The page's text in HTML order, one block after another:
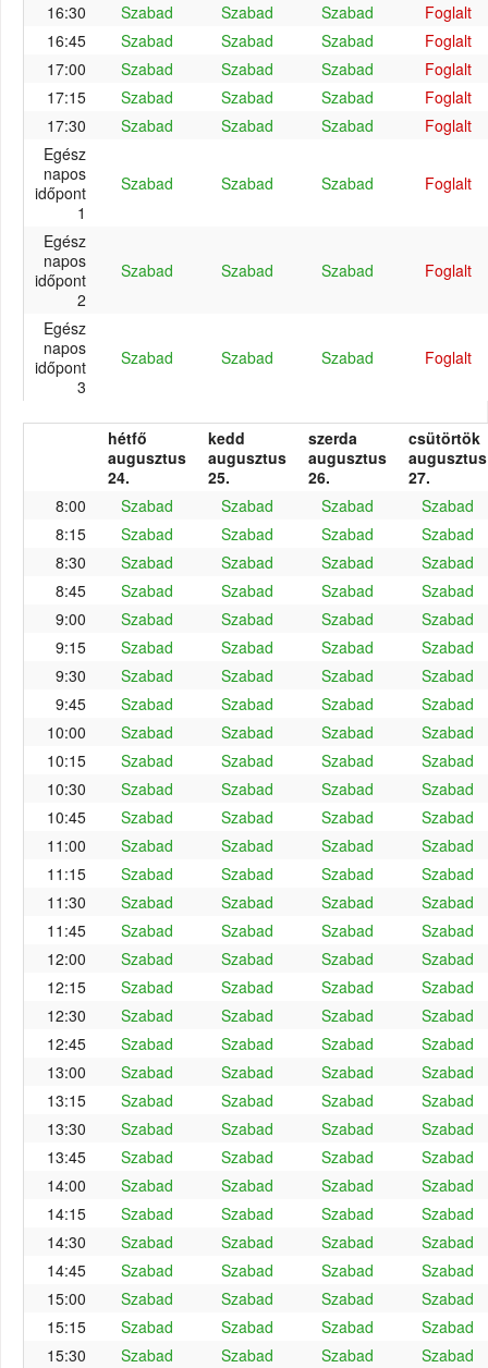
16:30 Szabad Szabad Szabad
Foglalt
16:45
Szabad Szabad Szabad
Foglalt
17:00
Szabad Szabad Szabad
Foglalt
17:15
Szabad Szabad Szabad
Foglalt
17:30
Szabad Szabad Szabad
Foglalt
Egész
napos
időpont
1
Szabad Szabad Szabad Foglalt
Egész
napos
időpont
2
Szabad Szabad Szabad Foglalt
Egész
napos
időpont
3
Szabad Szabad Szabad Foglalt
hétfő
augusztus
24.
kedd
augusztus
25.
szerda
augusztus
26.
csütörtök
augusztus
27.
8:00
Szabad Szabad Szabad
Szabad
8:15
Szabad Szabad Szabad
Szabad
8:30
Szabad Szabad Szabad
Szabad
8:45
Szabad Szabad Szabad
Szabad
9:00
Szabad Szabad Szabad
Szabad
9:15
Szabad Szabad Szabad
Szabad
9:30
Szabad Szabad Szabad
Szabad
9:45
Szabad Szabad Szabad
Szabad
10:00
Szabad Szabad Szabad
Szabad
10:15
Szabad Szabad Szabad
Szabad
10:30
Szabad Szabad Szabad
Szabad
10:45
Szabad Szabad Szabad
Szabad
11:00
Szabad Szabad Szabad
Szabad
11:15
Szabad Szabad Szabad
Szabad
11:30
Szabad Szabad Szabad
Szabad
11:45
Szabad Szabad Szabad
Szabad
12:00
Szabad Szabad Szabad
Szabad
12:15
Szabad Szabad Szabad
Szabad
12:30
Szabad Szabad Szabad
Szabad
12:45
Szabad Szabad Szabad
Szabad
13:00
Szabad Szabad Szabad
Szabad
13:15
Szabad Szabad Szabad
Szabad
13:30
Szabad Szabad Szabad
Szabad
13:45
Szabad Szabad Szabad
Szabad
14:00
Szabad Szabad Szabad
Szabad
14:15
Szabad Szabad Szabad
Szabad
14:30
Szabad Szabad Szabad
Szabad
14:45
Szabad Szabad Szabad
Szabad
15:00
Szabad Szabad Szabad
Szabad
15:15
Szabad Szabad Szabad
Szabad
15:30
Szabad Szabad Szabad
Szabad